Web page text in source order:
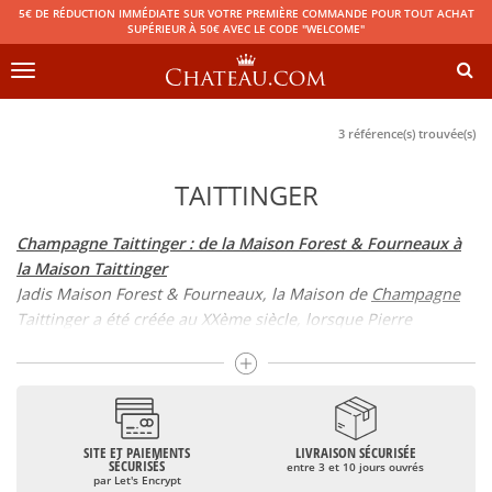
5€ DE RÉDUCTION IMMÉDIATE SUR VOTRE PREMIÈRE COMMANDE POUR TOUT ACHAT
SUPÉRIEUR À 50€ AVEC LE CODE "WELCOME"
Toggle
3 référence(s) trouvée(s)
TAITTINGER
Champagne Taittinger : de la Maison Forest & Fourneaux à
la Maison Taittinger
Jadis Maison Forest & Fourneaux, la Maison de Champagne
Taittinger a été créée au XXème siècle, lorsque Pierre
Fourneaux et Antoine Forest au XIXème siècle. Taittinger lui
donna ainsi son nom. Depuis 2006, la Maison est dans les
mains de Pierre-Emmanuel Taittinger.
Champagne Taittinger et le Taittinger Brut Réserve
SITE ET PAIEMENTS
SÉCURISÉS
par Let's Encrypt
LIVRAISON SÉCURISÉE
entre 3 et 10 jours ouvrés